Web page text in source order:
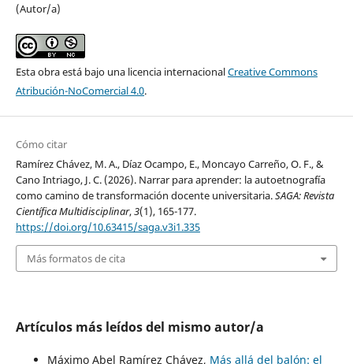
(Autor/a)
Esta obra está bajo una licencia internacionalCreative Commons
Atribución-NoComercial 4.0.
Cómo citar
Ramírez Chávez, M. A., Díaz Ocampo, E., Moncayo Carreño, O. F., &
Cano Intriago, J. C. (2026). Narrar para aprender: la autoetnografía
como camino de transformación docente universitaria.SAGA: Revista
Científica Multidisciplinar,3(1), 165-177.
https://doi.org/10.63415/saga.v3i1.335
Más formatos de cita
Artículos más leídos del mismo autor/a
Máximo Abel Ramírez Chávez, Más allá del balón: el